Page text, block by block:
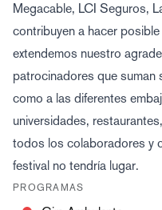
Megacable, LCI Seguros,
contribuyen a hacer
extendemos nuestro
patrocinadores que
como a las diferentes
universidades,
todos los colaboradores y
festival no tendría lugar.
PROGRAMAS